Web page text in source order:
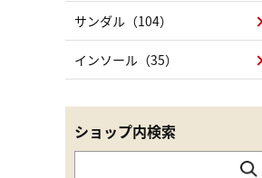
サンダル（104）
インソール（35）
ショップ内検索